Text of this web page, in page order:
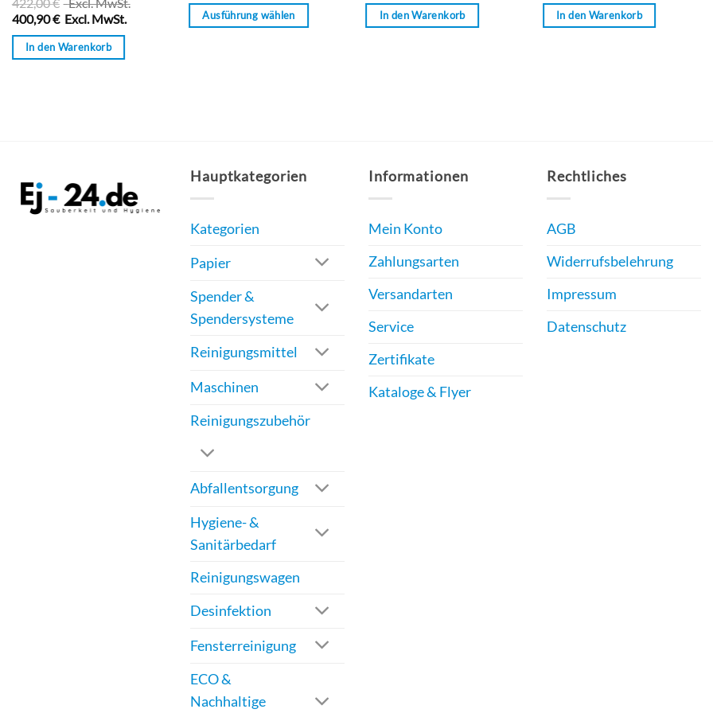
0
von
400,90€ Excl. MwSt.
In den Warenkorb
von
Ausführung wählen
Optionen
können
der
Produktseite
werden
von
In den Warenkorb
von
In den Warenkorb
Hauptkategorien
Kategorien
Papier
Spender &
Spendersysteme
Reinigungsmittel
Maschinen
Reinigungszubehör
Abfallentsorgung
Hygiene- &
Sanitärbedarf
Reinigungswagen
Desinfektion
Fensterreinigung
ECO &
Nachhaltige
Informationen
Mein Konto
Zahlungsarten
Versandarten
Service
Zertifikate
Kataloge & Flyer
Rechtliches
AGB
Widerrufsbelehrung
Impressum
Datenschutz